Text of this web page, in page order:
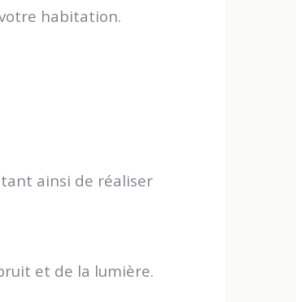
habitation.
ainsi de réaliser
et de la lumière.